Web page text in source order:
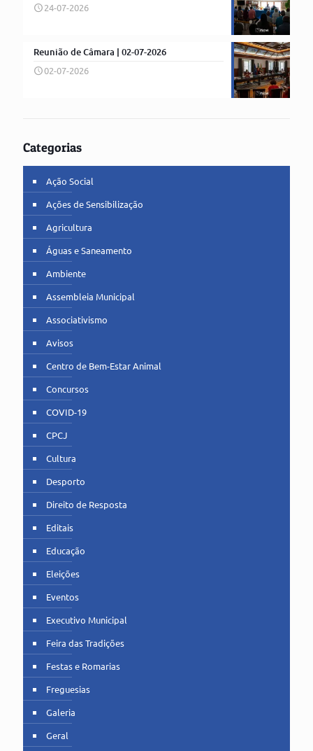
24-07-2026
Reunião de Câmara | 02-07-2026
02-07-2026
Categorias
Ação Social
Ações de Sensibilização
Agricultura
Águas e Saneamento
Ambiente
Assembleia Municipal
Associativismo
Avisos
Centro de Bem-Estar Animal
Concursos
COVID-19
CPCJ
Cultura
Desporto
Direito de Resposta
Editais
Educação
Eleições
Eventos
Executivo Municipal
Feira das Tradições
Festas e Romarias
Freguesias
Galeria
Geral